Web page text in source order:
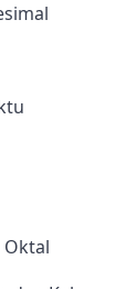
Oktal